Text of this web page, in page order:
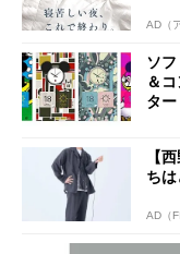
AD（
ソ
＆
ター
【
ちは
AD（